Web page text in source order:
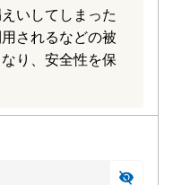
いしてしまった
されるなどの被
り、安全性を保